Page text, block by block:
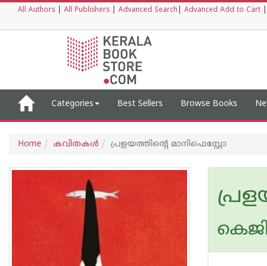
All Authors All Publishers Advanced Search Advanced Add to Cart
Categories Best Sellers Browse Books
Home കവിതകള്‍ പ്രളയത്തിന്റെ മാനിഫെസ്റ്റോ